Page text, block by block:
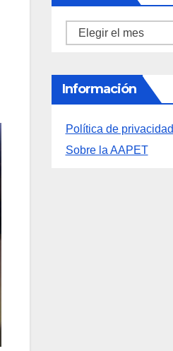
Archivos
Información
Política de privacidad
Sobre la AAPET